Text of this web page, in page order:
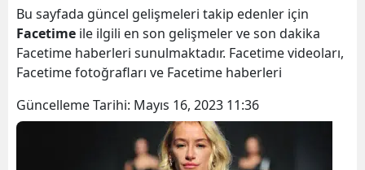
Bu sayfada güncel gelişmeleri takip edenler için
Facetime ile ilgili en son gelişmeler ve son dakika
Facetime haberleri sunulmaktadır. Facetime videoları,
Facetime fotoğrafları ve Facetime haberleri
Güncelleme Tarihi: Mayıs 16, 2023 11:36